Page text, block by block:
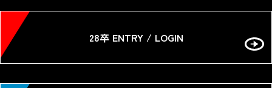
28卒 ENTRY / LOGIN